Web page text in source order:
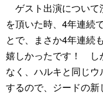
ゲスト出演について
を頂いた時、4年連続
とで、まさか4年連続
嬉しかったです！ し
なく、ハルキと同じ
するので、ジードの